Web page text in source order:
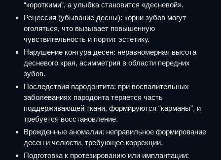
“короткими”, а улыбка становится «десневой».
Рецессия (убывание десны): корни зубов могут
оголяться, что вызывает повышенную
чувствительность и портит эстетику.
Нарушение контура десен: неравномерная высота
десневого края, асимметрия в области передних
зубов.
Последствия пародонтита: при воспалительных
заболеваниях пародонта теряется часть
поддерживающей ткани, формируются “карманы”, и
требуется восстановление.
Врожденные аномалии: неправильное формирование
десен и челюсти, требующее коррекции.
Подготовка к протезированию или имплантации: